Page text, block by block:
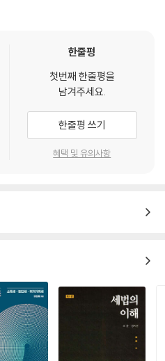
한줄평
첫번째 한줄평을
남겨주세요.
한줄평 쓰기
혜택 및 유의사항